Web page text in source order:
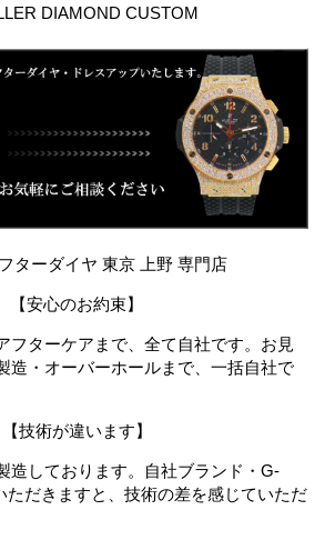
DIAMOND CUSTOM
ターダイヤ 東京 上野 専門店
【安心のお約束】
フターケアまで、全て自社です。お見
造・オーバーホールまで、一括自社で
【技術が違います】
造しております。自社ブランド・G-
ただきますと、技術の差を感じていただ